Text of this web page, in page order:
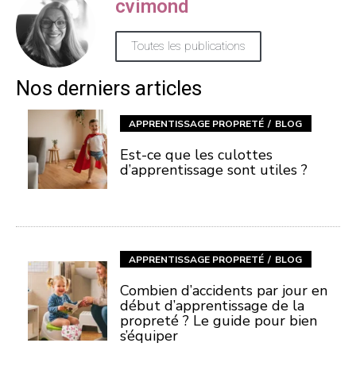
cvimond
Toutes les publications
Nos derniers articles
APPRENTISSAGE PROPRETÉ BLOG
Est-ce que les culottes
d’apprentissage sont utiles ?
APPRENTISSAGE PROPRETÉ BLOG
Combien d’accidents par jour en
début d’apprentissage de la
propreté ? Le guide pour bien
s’équiper